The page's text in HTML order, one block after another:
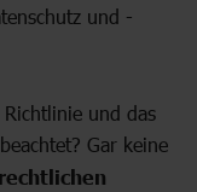
und -
und das
Gar keine